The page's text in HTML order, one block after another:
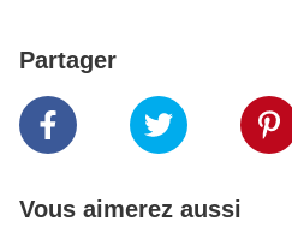
Partager
Vous aimerez aussi